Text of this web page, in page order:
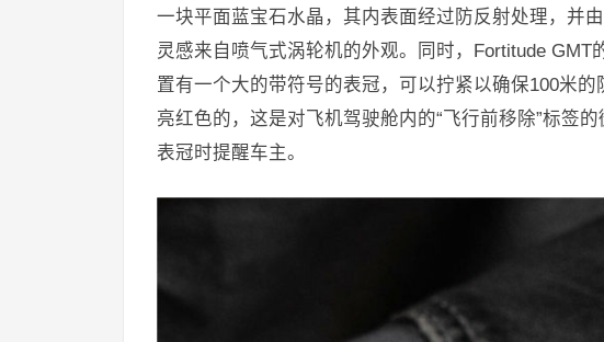
一块平面蓝宝石水晶，其内表面经过防反射处理，并
灵感来自喷气式涡轮机的外观。同时，Fortitude
置有一个大的带符号的表冠，可以拧紧以确保100米
亮红色的，这是对飞机驾驶舱内的“飞行前移除”标签
表冠时提醒车主。